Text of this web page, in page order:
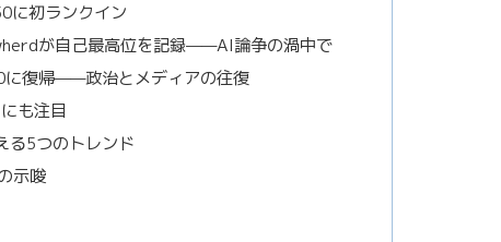
に初ランクイン
が自己最高位を記録——AI論争の渦中で
に復帰——政治とメディアの往復
も注目
る5つのトレンド
示唆